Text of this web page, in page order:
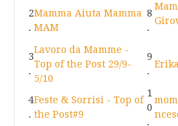
2
.
Mamma Aiuta Mamma
MAM
8
.
3
.
Lavoro da Mamme -
Top of the Post 29/9-
5/10
9
.
Erika
4
.
Feste & Sorrisi - Top of
the Post#9
1
0
.